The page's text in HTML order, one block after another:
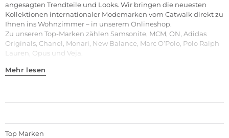
angesagten Trendteile und Looks. Wir bringen die neuesten
Kollektionen internationaler Modemarken vom Catwalk direkt zu
Ihnen ins Wohnzimmer – in unserem Onlineshop.
Zu unseren Top-Marken zählen Samsonite, MCM, ON, Adidas
Originals, Chanel, Monari, New Balance, Marc O’Polo, Polo Ralph
Lauren, Opus und Veja.
Mehr lesen
Top Marken